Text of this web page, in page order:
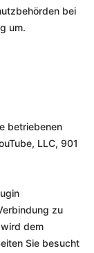
bei
um.
betriebenen
LLC, 901
zu
dem
Sie besucht